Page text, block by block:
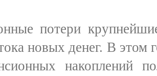
потери
новых денег. В этом